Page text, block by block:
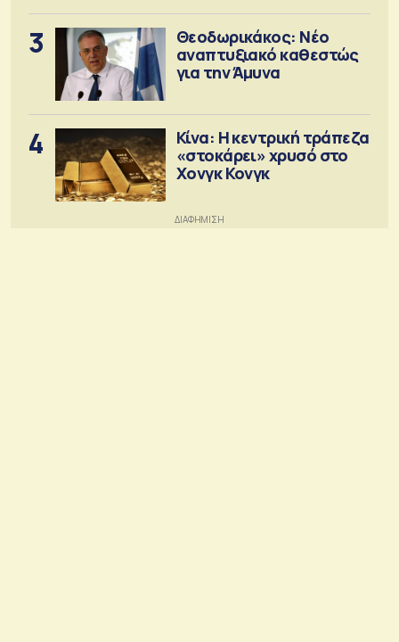
3
Θεοδωρικάκος: Νέο
αναπτυξιακό καθεστώς
για την Άμυνα
4
Κίνα: Η κεντρική τράπεζα
«στοκάρει» χρυσό στο
Χονγκ Κονγκ